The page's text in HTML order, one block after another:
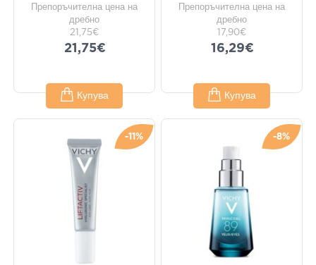
Препоръчителна цена на
дребно
21,75€
21,75€
Купува
Препоръчителна цена на
дребно
17,90€
16,29€
Купува
-11% -8%